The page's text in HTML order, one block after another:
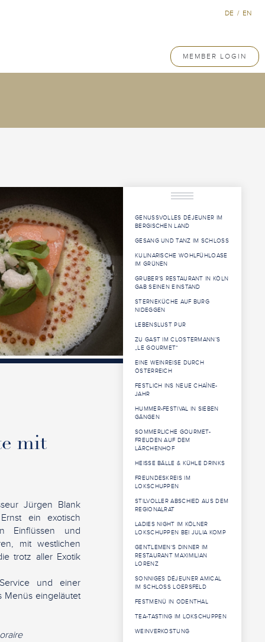
MEMBER LOGIN
DE / EN
mit
Jürgen Blank
ein exotisch
Einflüssen und
mit westlichen
trotz aller Exotik
und einer
Menüs eingeläutet
GENUSSVOLLES DÉJEUNER IM
BERGISCHEN LAND
GESANG UND TANZ IM SCHLOSS
KULINARISCHE WOHLFÜHLOASE
IM GRÜNEN
GRUBER’S RESTAURANT IN KÖLN
GAB SEINEN EINSTAND
STERNEKÜCHE AUF BURG
NIDEGGEN
LEBENSLUST PUR
ZU GAST IM CLOSTERMANN’S
„LE GOURMET“
EINE WEINREISE DURCH
ÖSTERREICH
FESTLICH INS NEUE CHAÎNE-
JAHR
HUMMER-FESTIVAL IN SIEBEN
GÄNGEN
SOMMERLICHE GOURMET-
FREUDEN AUF DEM
LÄRCHENHOF
HEISSE BÄLLE & KÜHLE DRINKS
FREUNDESKREIS IM
LOKSCHUPPEN
STILVOLLER ABSCHIED AUS DEM
REGIONALRAT
LADIES NIGHT IM KÖLNER
LOKSCHUPPEN BEI JULIA KOMP
GENTLEMEN‘S DINNER IM
RESTAURANT MAXIMILIAN
LORENZ
SONNIGES DÉJEUNER AMICAL
IM SCHLOSS LOERSFELD
FESTMENÜ IN ODENTHAL
TEA-TASTING IM LOKSCHUPPEN
WEINVERKOSTUNG